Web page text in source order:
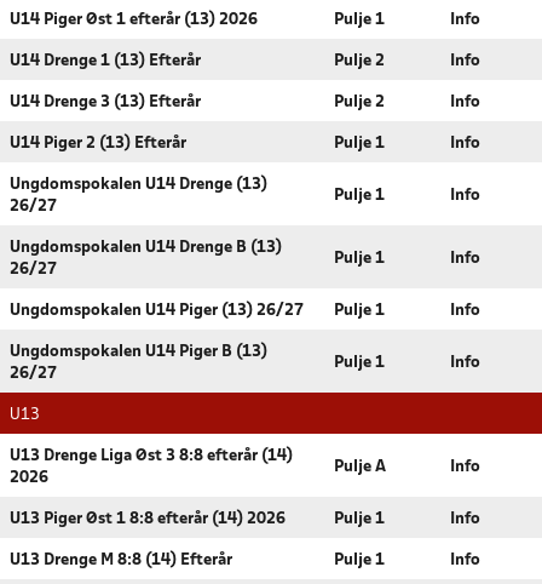
U14 Piger Øst 1 efterår (13) 2026 Pulje 1 Info
U14 Drenge 1 (13) Efterår Pulje 2 Info
U14 Drenge 3 (13) Efterår Pulje 2 Info
U14 Piger 2 (13) Efterår Pulje 1 Info
Ungdomspokalen U14 Drenge (13)
26/27
Pulje 1 Info
Ungdomspokalen U14 Drenge B (13)
26/27
Pulje 1 Info
Ungdomspokalen U14 Piger (13) 26/27 Pulje 1 Info
Ungdomspokalen U14 Piger B (13)
26/27
Pulje 1 Info
U13
U13 Drenge Liga Øst 3 8:8 efterår (14)
2026
Pulje A Info
U13 Piger Øst 1 8:8 efterår (14) 2026 Pulje 1 Info
U13 Drenge M 8:8 (14) Efterår Pulje 1 Info